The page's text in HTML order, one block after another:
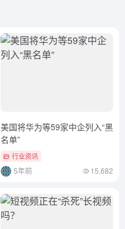
美国将华为等59家中企列入“黑
名单”
行业资讯
5年前 15,682